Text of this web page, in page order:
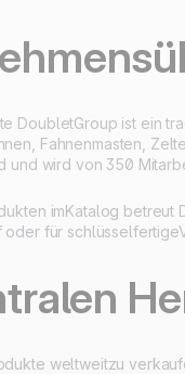
DoubletGroup ist ein
Fahnenmasten,
und wird von 350
imKatalog betreut
oder für
weltweitzu